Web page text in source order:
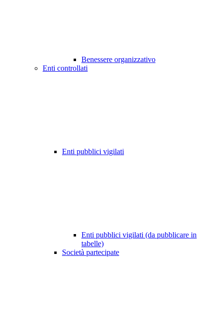
Benessere organizzativo
Enti controllati
Enti pubblici vigilati
Enti pubblici vigilati (da pubblicare in
tabelle)
Società partecipate